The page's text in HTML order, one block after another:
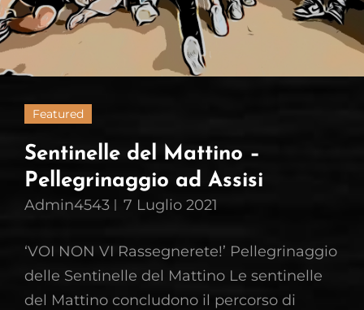
Featured
Sentinelle del Mattino –
Pellegrinaggio ad Assisi
Admin4543 7 Luglio 2021
‘VOI NON VI Rassegnerete!’ Pellegrinaggio
delle Sentinelle del Mattino Le sentinelle
del Mattino concludono il percorso di